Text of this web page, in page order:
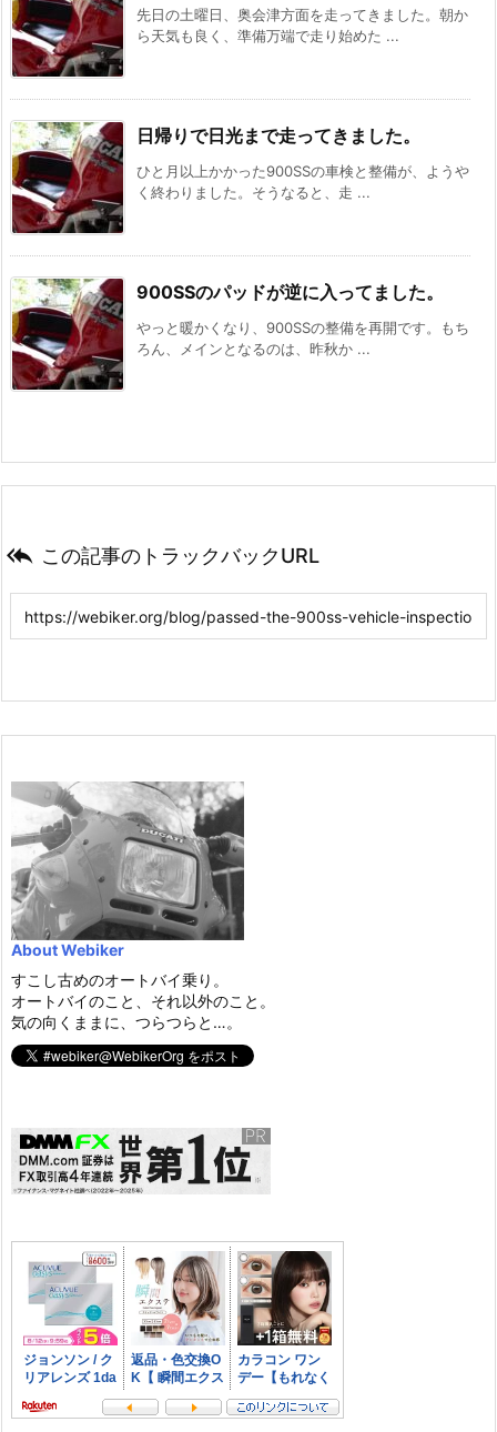
先日の土曜日、奥会津方面を走ってきました。朝か
ら天気も良く、準備万端で走り始めた ...
日帰りで日光まで走ってきました。
ひと月以上かかった900SSの車検と整備が、ようや
く終わりました。そうなると、走 ...
900SSのパッドが逆に入ってました。
やっと暖かくなり、900SSの整備を再開です。もち
ろん、メインとなるのは、昨秋か ...
 この記事のトラックバックURL
About Webiker
すこし古めのオートバイ乗り。
オートバイのこと、それ以外のこと。
気の向くままに、つらつらと…。